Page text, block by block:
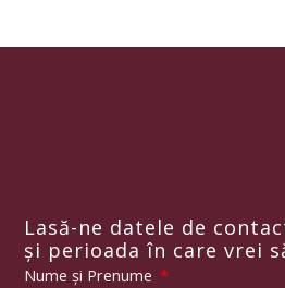
Lasă-ne datele de
și perioada în care vrei
Nume și Prenume